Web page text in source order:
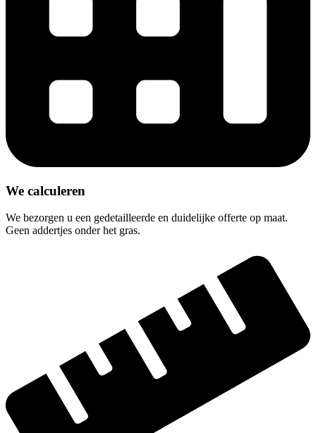
We calculeren
We bezorgen u een gedetailleerde en duidelijke offerte op maat.
Geen addertjes onder het gras.